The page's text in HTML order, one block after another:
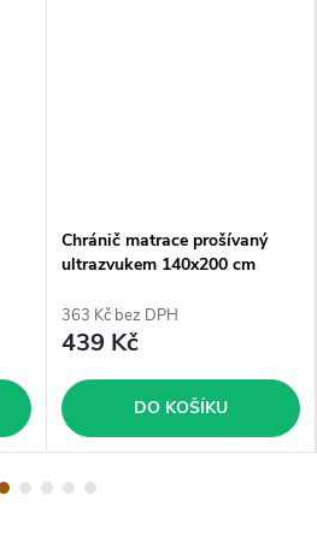
Chránič matrace prošívaný
ultrazvukem 140x200 cm
363 Kč bez DPH
439 Kč
DO KOŠÍKU